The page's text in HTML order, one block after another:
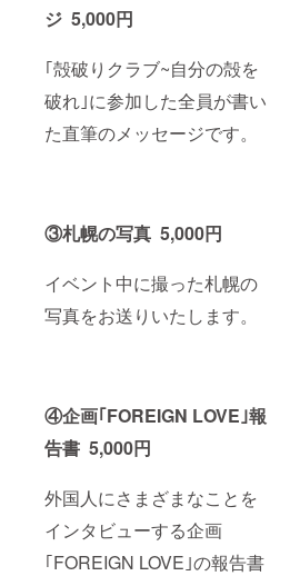
ジ 5,000円
｢殻破りクラブ~自分の殻を
破れ｣に参加した全員が書い
た直筆のメッセージです。
③札幌の写真 5,000円
イベント中に撮った札幌の
写真をお送りいたします。
④企画｢FOREIGN LOVE｣報
告書 5,000円
外国人にさまざまなことを
インタビューする企画
｢FOREIGN LOVE｣の報告書